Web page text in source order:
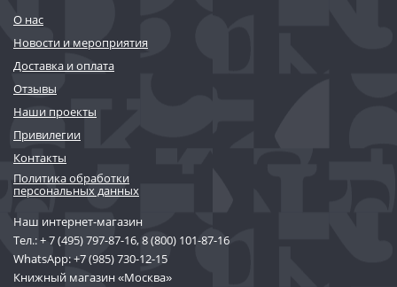
О нас
Новости и мероприятия
Доставка и оплата
Отзывы
Наши проекты
Привилегии
Контакты
Политика обработки
персональных данных
Наш интернет-магазин
Тел.:+ 7 (495) 797-87-16,8 (800) 101-87-16
WhatsApp:+7 (985) 730-12-15
Книжный магазин «Москва»